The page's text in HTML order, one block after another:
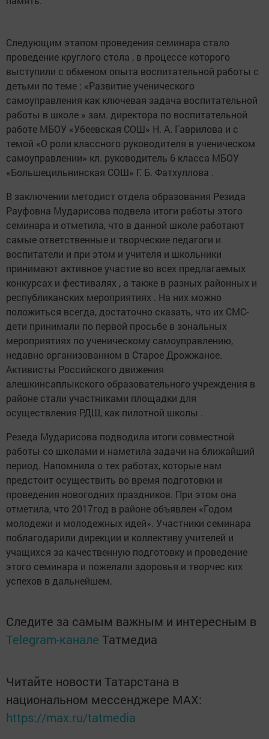
Следующим этапом проведения семинара стало
проведение круглого стола , в процессе которого
выступили с обменом опыта воспитательной работы с
детьми по теме : «Развитие ученического
самоуправления как ключевая задача воспитательной
работы в школе » зам. директора по воспитательной
работе МБОУ «Убеевская СОШ» Н. А. Гаврилова и с
темой «О роли классного руководителя в ученическом
самоуправлении» кл. руководитель 6 класса МБОУ
«Большецильнинская СОШ» Г. Б. Фатхуллова .
В заключении методист отдела образования Резида
Рауфовна Мударисова подвела итоги работы этого
семинара и отметила, что в данной школе работают
самые ответственные и творческие педагоги и
воспитатели и при этом и учителя и школьники
принимают активное участие во всех предлагаемых
конкурсах и фестивалях , а также в разных районных и
республиканских мероприятиях . На них можно
положиться всегда, достаточно сказать, что их СМС-
дети принимали по первой просьбе в зональных
мероприятиях по ученическому самоуправлению,
недавно организованном в Старое Дрожжаное.
Активисты Российского движения
алешкинсаплыкского образовательного учреждения в
районе стали участниками площадки для
осуществления РДШ, как пилотной школы .
Резеда Мударисова подводила итоги совместной
работы со школами и наметила задачи на ближайший
период. Напомнила о тех работах, которые нам
предстоит осуществить во время подготовки и
проведения новогодних праздников. При этом она
отметила, что 2017год в районе объявлен «Годом
молодежи и молодежных идей». Участники семинара
поблагодарили дирекции и коллективу учителей и
учащихся за качественную подготовку и проведение
этого семинара и пожелали здоровья и творчес ких
успехов в дальнейшем.
Следите за самым важным и интересным в
Telegram-канале Татмедиа
Читайте новости Татарстана в
национальном мессенджере MАХ:
https://max.ru/tatmedia